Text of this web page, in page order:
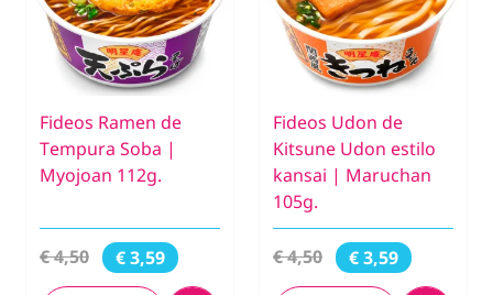
Fideos Ramen de
Tempura Soba |
Myojoan 112g.
€ 4,50 € 3,59
Fideos Udon de
Kitsune Udon estilo
kansai | Maruchan
105g.
€ 4,50 € 3,59